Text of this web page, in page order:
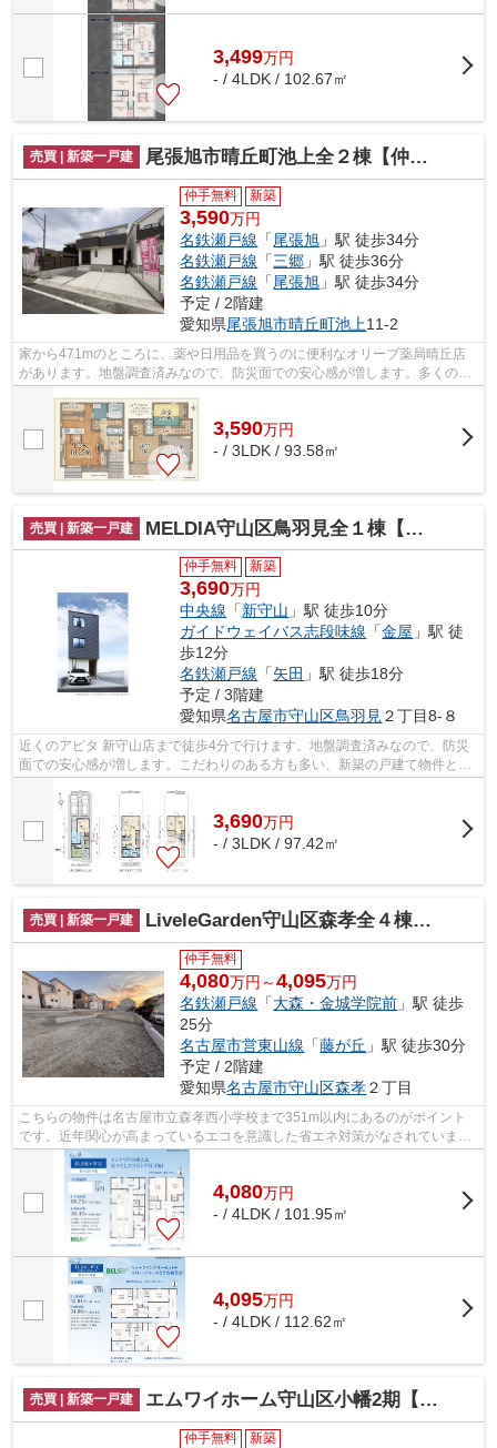
3,499万円
- / 4LDK / 102.67㎡
売買 | 新築一戸建 尾張旭市晴丘町池上全２棟【仲介手数料無料 本地原小 旭中】
仲手無料 新築
3,590万円
名鉄瀬戸線 「尾張旭 」駅 徒歩34分
名鉄瀬戸線 「三郷 」駅 徒歩36分
名鉄瀬戸線 「尾張旭 」駅 徒歩34分
予定 / 2階建
愛知県尾張旭市晴丘町池上11‐2
家から471mのところに、薬や日用品を買うのに便利なオリーブ薬局晴丘店
があります。地盤調査済みなので、防災面での安心感が増します。多くの方
からこだわり条件でいただく新築戸建て...
3,590万円
- / 3LDK / 93.58㎡
売買 | 新築一戸建 MELDIA守山区鳥羽見全１棟【仲介手数料無料 鳥羽見小】
仲手無料 新築
3,690万円
中央線 「新守山 」駅 徒歩10分
ガイドウェイバス志段味線 「金屋 」駅 徒
歩12分
名鉄瀬戸線 「矢田 」駅 徒歩18分
予定 / 3階建
愛知県名古屋市守山区鳥羽見２丁目8-８
近くのアピタ 新守山店まで徒歩4分で行けます。地盤調査済みなので、防災
面での安心感が増します。こだわりのある方も多い、新築の戸建て物件とな
3,690万円
- / 3LDK / 97.42㎡
売買 | 新築一戸建 LiveleGarden守山区森孝全４棟【仲介手数料無料 森孝西小 森孝中】
仲手無料
4,080万円～4,095万円
名鉄瀬戸線 「大森・金城学院前 」駅 徒歩
25分
名古屋市営東山線 「藤が丘 」駅 徒歩30分
予定 / 2階建
愛知県名古屋市守山区森孝２丁目
こちらの物件は名古屋市立森孝西小学校まで351m以内にあるのがポイント
です。近年関心が高まっているエコを意識した省エネ対策がなされていま
す。地盤が弱いと大惨事になりかねません...
4,080万円
- / 4LDK / 101.95㎡
4,095万円
- / 4LDK / 112.62㎡
売買 | 新築一戸建 エムワイホーム守山区小幡2期【仲介手数料無料 小幡小 守山東中】
仲手無料 新築